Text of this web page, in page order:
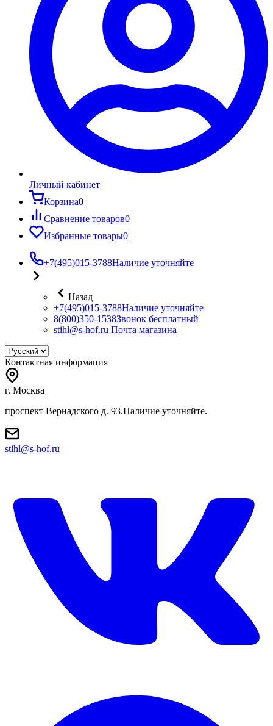
Личный кабинет
Корзина0
Сравнение товаров0
Избранные товары0
+7(495)015-3788Наличие уточняйте
Назад
+7(495)015-3788Наличие уточняйте
8(800)350-1538Звонок бесплатный
stihl@s-hof.ru Почта магазина
Контактная информация
г. Москва
проспект Вернадского д. 93.Наличие уточняйте.
stihl@s-hof.ru